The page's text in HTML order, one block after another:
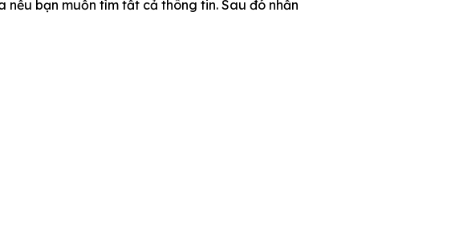
bạn muốn tìm tất cả thông tin. Sau đó nhấn